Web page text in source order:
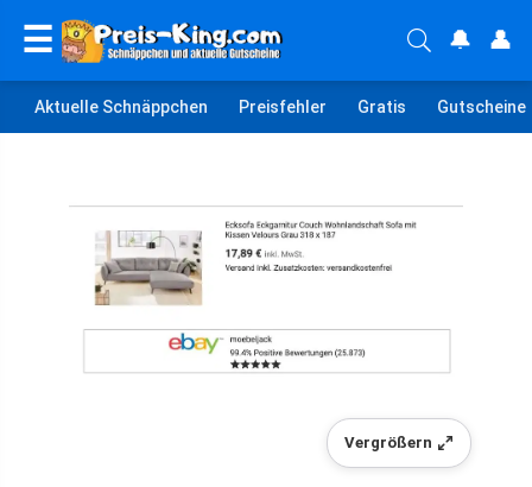
☰ 🔔 👤
Aktuelle Schnäppchen Preisfehler Gratis Gutscheine
Vergrößern